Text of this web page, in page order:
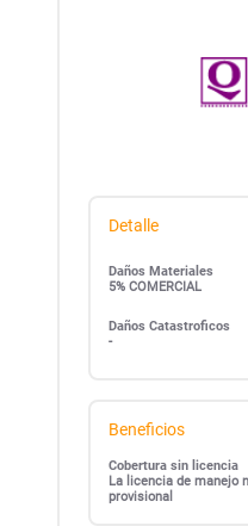
Detalle
Daños Materiales
5% COMERCIAL
Daños Catastroficos
-
Beneficios
Cobertura sin licencia
La licencia de manejo
provisional